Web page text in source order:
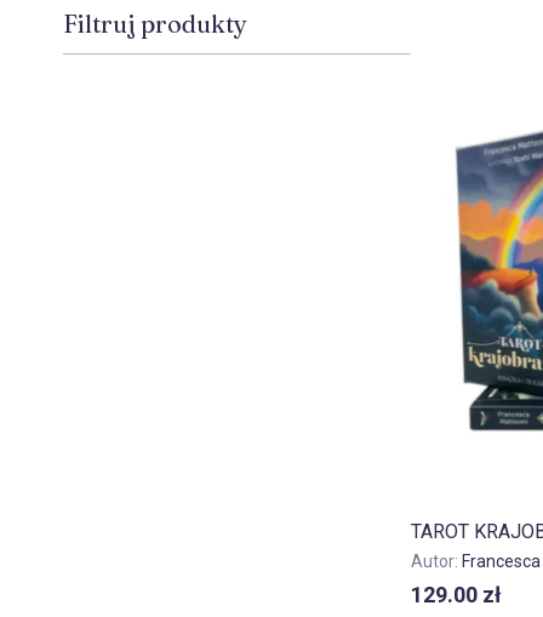
Filtruj produkty
TAROT
Autor:
129.00 zł